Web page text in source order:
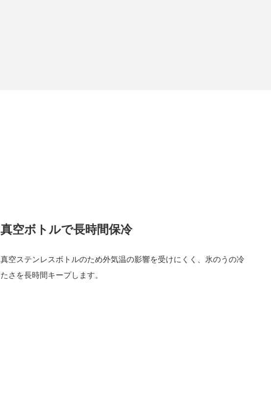
真空ボトルで長時間保冷
真空ステンレスボトルのため外気温の影響を受けにくく、氷のうの冷
たさを長時間キープします。